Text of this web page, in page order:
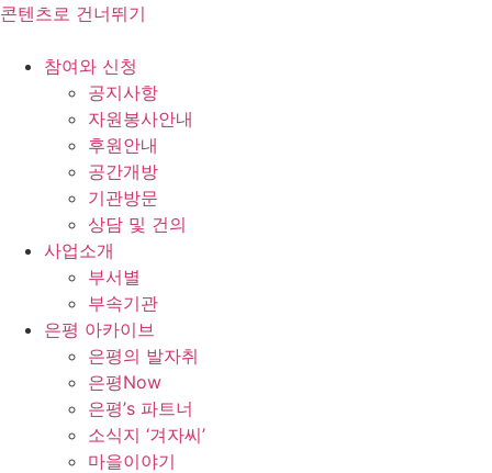
콘텐츠로 건너뛰기
참여와 신청
공지사항
자원봉사안내
후원안내
공간개방
기관방문
상담 및 건의
사업소개
부서별
부속기관
은평 아카이브
은평의 발자취
은평Now
은평’s 파트너
소식지 ‘겨자씨’
마을이야기